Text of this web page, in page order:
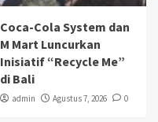
Coca-Cola System dan
M Mart Luncurkan
Inisiatif “Recycle Me”
di Bali
admin Agustus 7, 2026 0